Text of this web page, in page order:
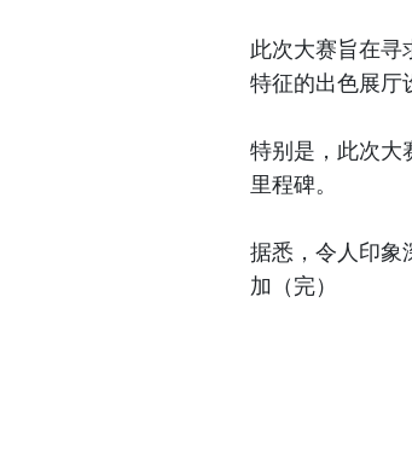
此次大赛旨在寻
特征的出色展厅
特别是，此次大
里程碑。
据悉，令人印象
加（完）